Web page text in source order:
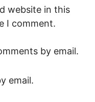
website in this
I comment.
by email.
email.